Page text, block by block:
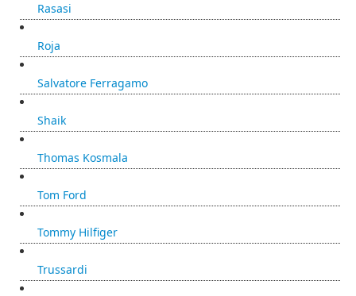
Rasasi
Roja
Salvatore Ferragamo
Shaik
Thomas Kosmala
Tom Ford
Tommy Hilfiger
Trussardi